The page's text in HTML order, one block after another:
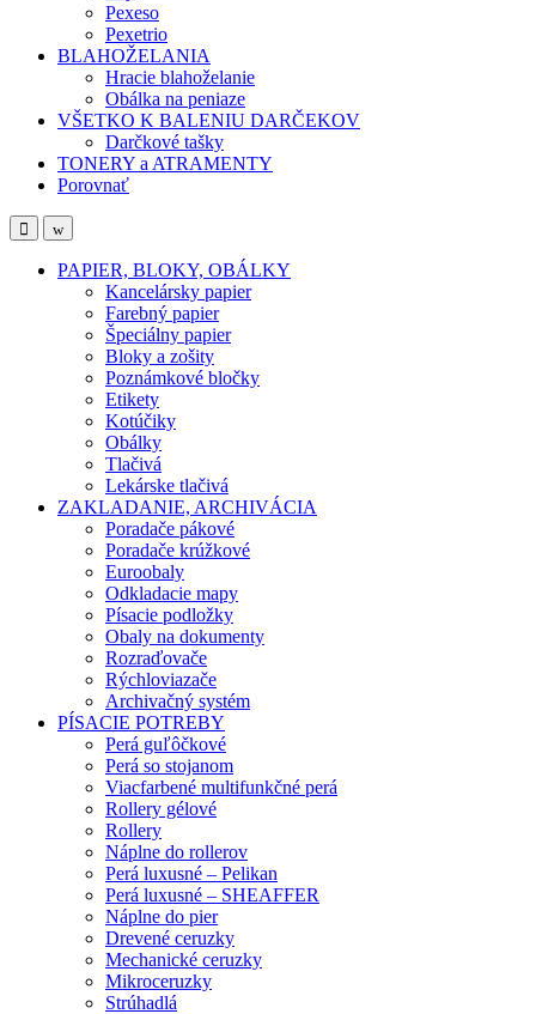
Pexeso
Pexetrio
BLAHOŽELANIA
Hracie blahoželanie
Obálka na peniaze
VŠETKO K BALENIU DARČEKOV
Darčkové tašky
TONERY a ATRAMENTY
Porovnať
OpenClose
PAPIER, BLOKY, OBÁLKY
Kancelársky papier
Farebný papier
Špeciálny papier
Bloky a zošity
Poznámkové bločky
Etikety
Kotúčiky
Obálky
Tlačivá
Lekárske tlačivá
ZAKLADANIE, ARCHIVÁCIA
Poradače pákové
Poradače krúžkové
Euroobaly
Odkladacie mapy
Písacie podložky
Obaly na dokumenty
Rozraďovače
Rýchloviazače
Archivačný systém
PÍSACIE POTREBY
Perá guľôčkové
Perá so stojanom
Viacfarbené multifunkčné perá
Rollery gélové
Rollery
Náplne do rollerov
Perá luxusné – Pelikan
Perá luxusné – SHEAFFER
Náplne do pier
Drevené ceruzky
Mechanické ceruzky
Mikroceruzky
Strúhadlá